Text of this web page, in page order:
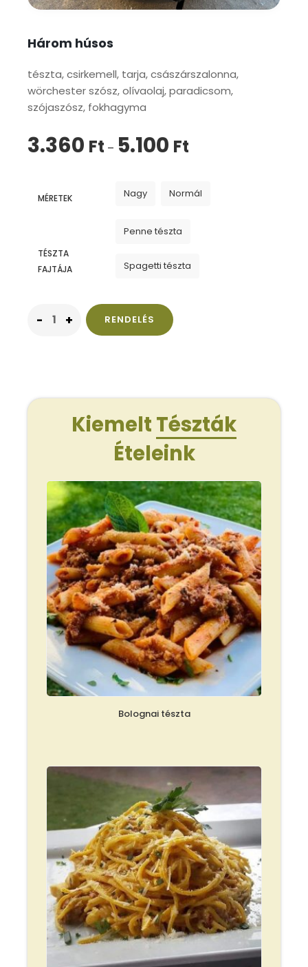
Három húsos
tészta, csirkemell, tarja, császárszalonna,
wörchester szósz, olívaolaj, paradicsom,
szójaszósz, fokhagyma
3.360 Ft – 5.100 Ft
MÉRETEK Nagy Normál
TÉSZTA
FAJTÁJA
Penne tészta
Spagetti tészta
RENDELÉS
Kiemelt Tészták
Ételeink
Bolognai tészta